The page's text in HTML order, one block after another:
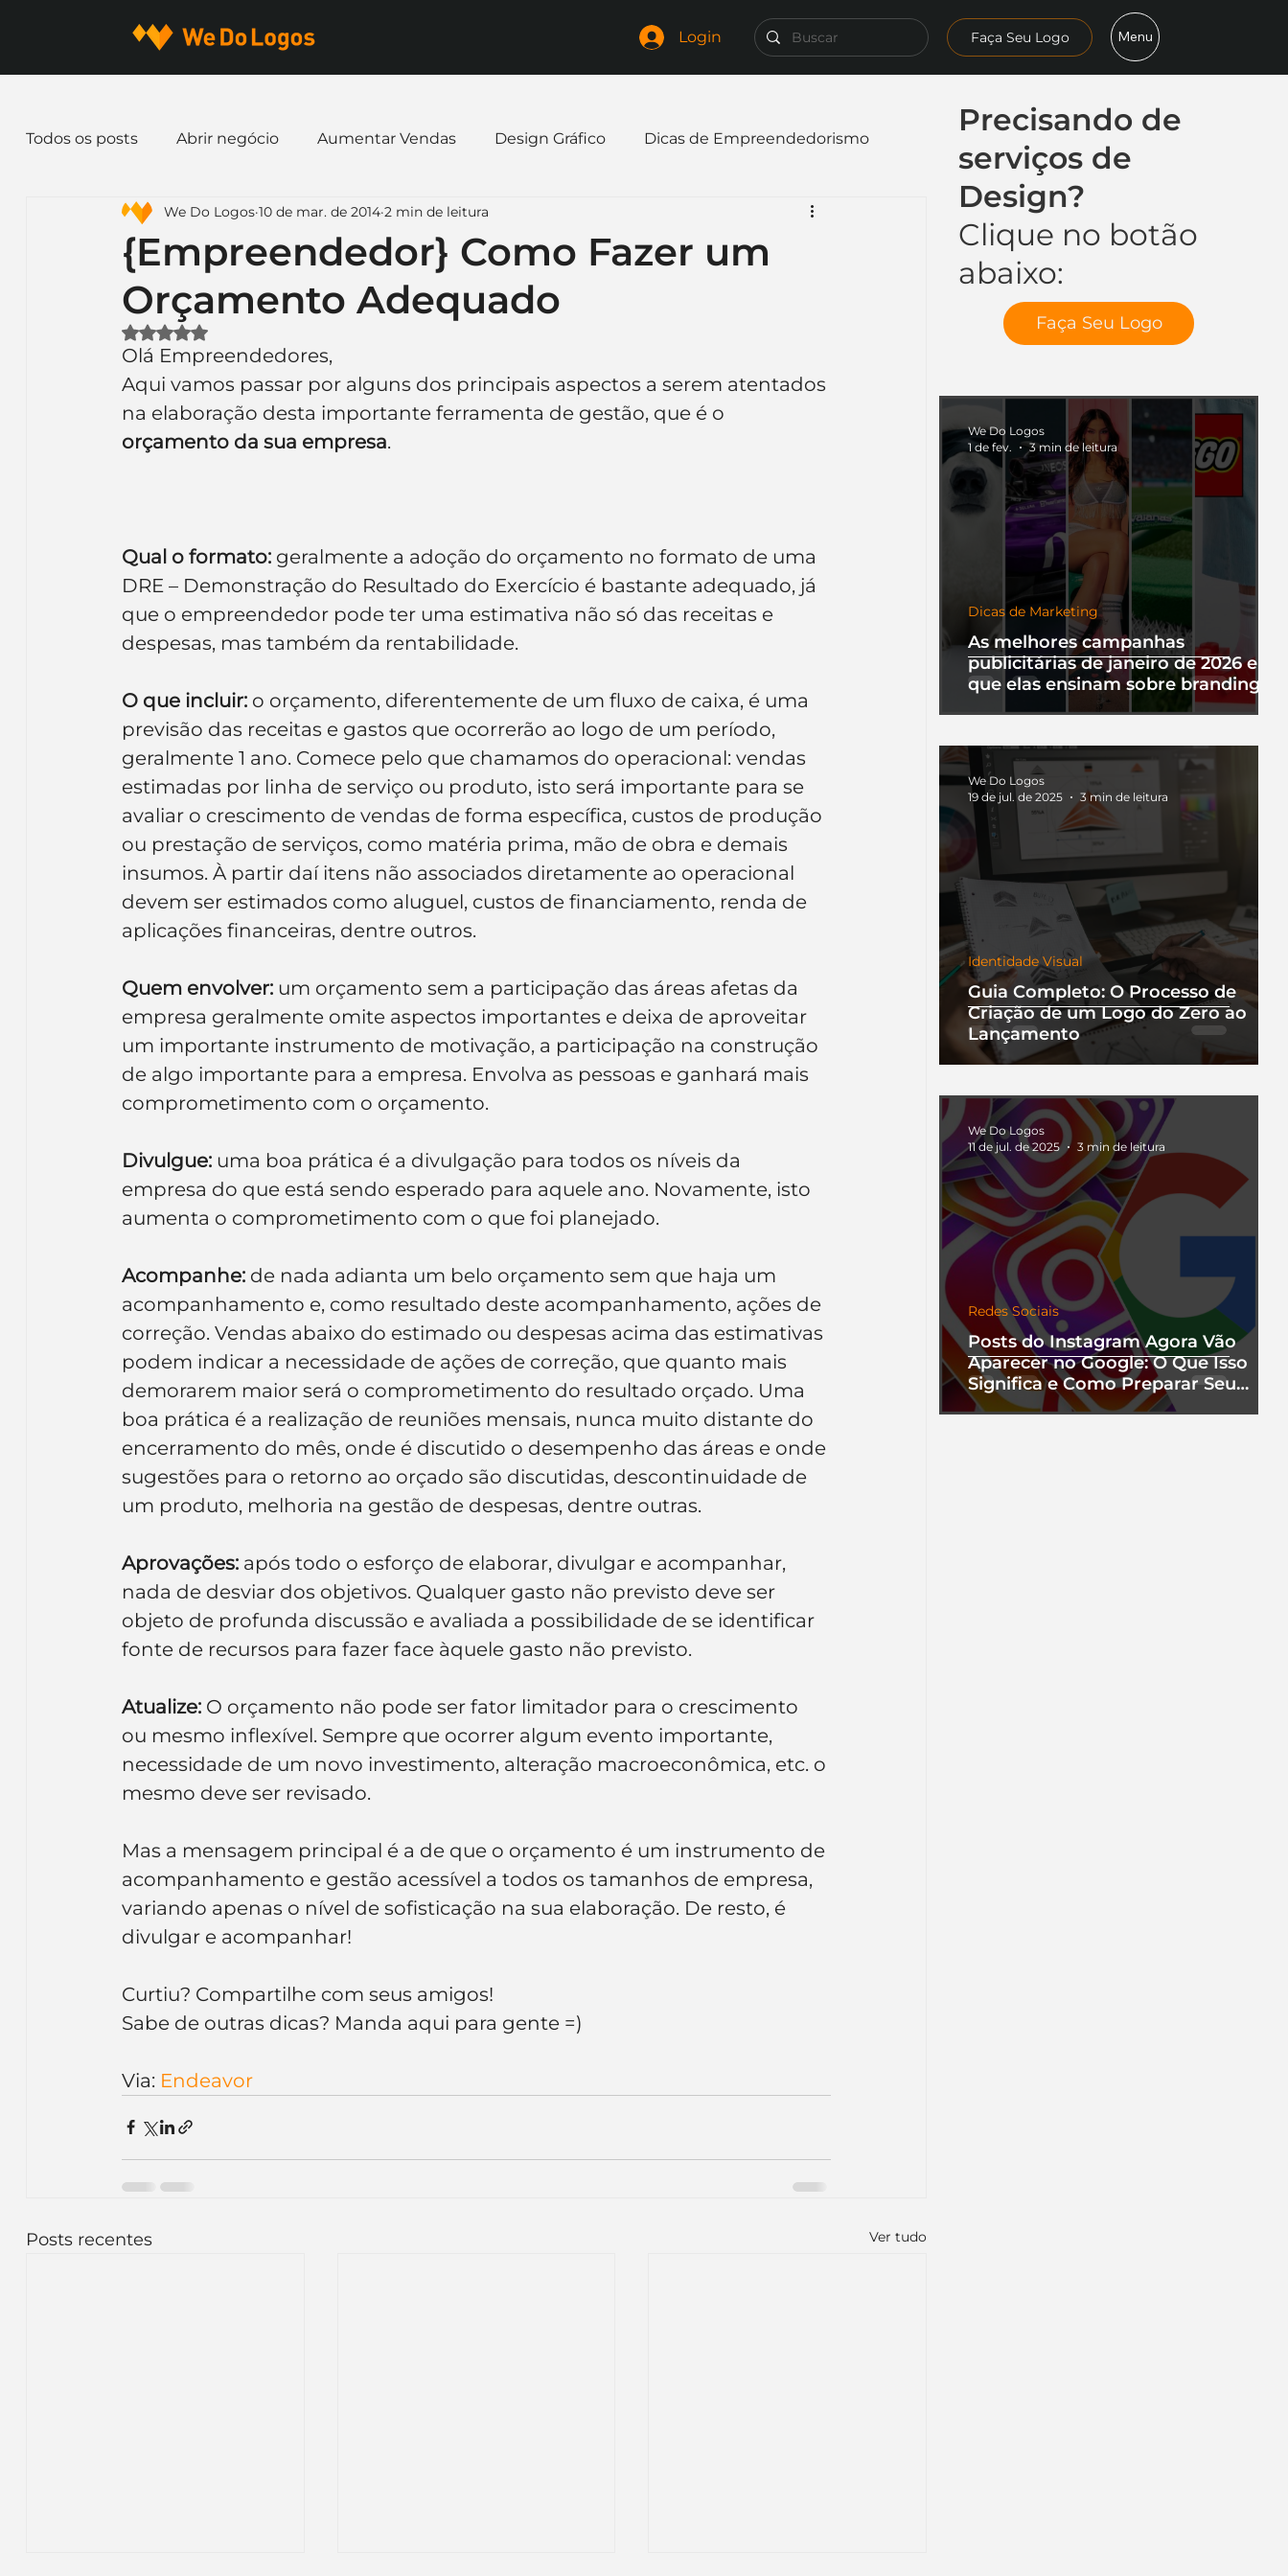
Login Faça Seu Logo Menu
Precisando de
serviços de
Design?
Clique no botão
abaixo:
Faça Seu Logo
As melhores campanhas
publicitárias de janeiro de 2026 e o
que elas ensinam sobre branding
Dicas de Marketing
We Do Logos
1 de fev.
3 min de leitura
Guia Completo: O Processo de
Criação de um Logo do Zero ao
Lançamento
Identidade Visual
We Do Logos
19 de jul. de 2025
3 min de leitura
Posts do Instagram Agora Vão
Aparecer no Google: O Que Isso
Significa e Como Preparar Seu
Perfil
Redes Sociais
We Do Logos
11 de jul. de 2025
3 min de leitura
Todos os posts Abrir negócio Aumentar Vendas Design Gráfico Dicas de Empreendedorismo
Dicas de Marketing Email marketing Expandir negócio
Identidade Visual Marca Nome para Empresa Logo
Slogan
Inteligência Artificial Embalagens
{Empreendedor} Como Fazer um
Orçamento Adequado
We Do Logos 10 de mar. de 2014 2 min de leitura
Avaliado com NaN de 5 estrelas.
Olá Empreendedores,
Aqui vamos passar por alguns dos principais aspectos a serem atentados
na elaboração desta importante ferramenta de gestão, que é o
orçamento da sua empresa.
Qual o formato: geralmente a adoção do orçamento no formato de uma
DRE – Demonstração do Resultado do Exercício é bastante adequado, já
que o empreendedor pode ter uma estimativa não só das receitas e
despesas, mas também da rentabilidade.
O que incluir: o orçamento, diferentemente de um fluxo de caixa, é uma
previsão das receitas e gastos que ocorrerão ao logo de um período,
geralmente 1 ano. Comece pelo que chamamos do operacional: vendas
estimadas por linha de serviço ou produto, isto será importante para se
avaliar o crescimento de vendas de forma específica, custos de produção
ou prestação de serviços, como matéria prima, mão de obra e demais
insumos. À partir daí itens não associados diretamente ao operacional
devem ser estimados como aluguel, custos de financiamento, renda de
aplicações financeiras, dentre outros.
Quem envolver: um orçamento sem a participação das áreas afetas da
empresa geralmente omite aspectos importantes e deixa de aproveitar
um importante instrumento de motivação, a participação na construção
de algo importante para a empresa. Envolva as pessoas e ganhará mais
comprometimento com o orçamento.
Divulgue: uma boa prática é a divulgação para todos os níveis da
empresa do que está sendo esperado para aquele ano. Novamente, isto
aumenta o comprometimento com o que foi planejado.
Acompanhe: de nada adianta um belo orçamento sem que haja um
acompanhamento e, como resultado deste acompanhamento, ações de
correção. Vendas abaixo do estimado ou despesas acima das estimativas
podem indicar a necessidade de ações de correção, que quanto mais
demorarem maior será o comprometimento do resultado orçado. Uma
boa prática é a realização de reuniões mensais, nunca muito distante do
encerramento do mês, onde é discutido o desempenho das áreas e onde
sugestões para o retorno ao orçado são discutidas, descontinuidade de
um produto, melhoria na gestão de despesas, dentre outras.
Aprovações: após todo o esforço de elaborar, divulgar e acompanhar,
nada de desviar dos objetivos. Qualquer gasto não previsto deve ser
objeto de profunda discussão e avaliada a possibilidade de se identificar
fonte de recursos para fazer face àquele gasto não previsto.
Atualize: O orçamento não pode ser fator limitador para o crescimento
ou mesmo inflexível. Sempre que ocorrer algum evento importante,
necessidade de um novo investimento, alteração macroeconômica, etc. o
mesmo deve ser revisado.
Mas a mensagem principal é a de que o orçamento é um instrumento de
acompanhamento e gestão acessível a todos os tamanhos de empresa,
variando apenas o nível de sofisticação na sua elaboração. De resto, é
divulgar e acompanhar!
Curtiu? Compartilhe com seus amigos!
Sabe de outras dicas? Manda aqui para gente =)
Via: Endeavor
Posts recentes Ver tudo